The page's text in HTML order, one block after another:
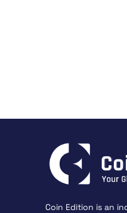
Coin Edition is an